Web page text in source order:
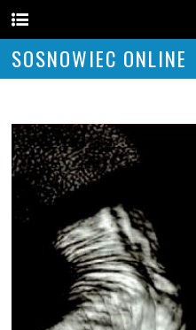
SOSNOWIEC ONLINE